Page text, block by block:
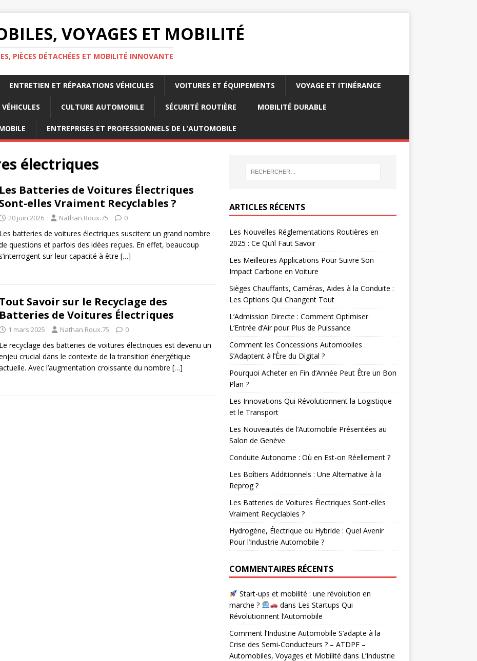
VOYAGES ET MOBILITÉ
PIÈCES DÉTACHÉES ET MOBILITÉ INNOVANTE
ENTRETIEN ET RÉPARATIONS VÉHICULES VOITURES ET ÉQUIPEMENTS VOYAGE ET ITINÉRANCE
CULTURE AUTOMOBILE SÉCURITÉ ROUTIÈRE MOBILITÉ DURABLE
ENTREPRISES ET PROFESSIONNELS DE L’AUTOMOBILE
électriques
Les Batteries de Voitures Électriques
Sont-elles Vraiment Recyclables ?
20 juin 2026 Nathan.Roux.75 0
Les batteries de voitures électriques suscitent un grand nombre
questions et parfois des idées reçues. En effet, beaucoup
sur leur capacité à être […]
Tout Savoir sur le Recyclage des
Batteries de Voitures Électriques
1 mars 2025 Nathan.Roux.75 0
Le recyclage des batteries de voitures électriques est devenu un
crucial dans le contexte de la transition énergétique
Avec l’augmentation croissante du nombre […]
ARTICLES RÉCENTS
Les Nouvelles Réglementations Routières en
2025 : Ce Qu’il Faut Savoir
Les Meilleures Applications Pour Suivre Son
Impact Carbone en Voiture
Sièges Chauffants, Caméras, Aides à la Conduite :
Les Options Qui Changent Tout
L’Admission Directe : Comment Optimiser
L’Entrée d’Air pour Plus de Puissance
Comment les Concessions Automobiles
S’Adaptent à l’Ère du Digital ?
Pourquoi Acheter en Fin d’Année Peut Être un Bon
Plan ?
Les Innovations Qui Révolutionnent la Logistique
et le Transport
Les Nouveautés de l’Automobile Présentées au
Salon de Genève
Conduite Autonome : Où en Est-on Réellement ?
Les Boîtiers Additionnels : Une Alternative à la
Reprog ?
Les Batteries de Voitures Électriques Sont-elles
Vraiment Recyclables ?
Hydrogène, Électrique ou Hybride : Quel Avenir
Pour l’Industrie Automobile ?
COMMENTAIRES RÉCENTS
Start-ups et mobilité : une révolution en
marche ?
dans Les Startups Qui
Révolutionnent l’Automobile
Comment l’Industrie Automobile S’adapte à la
Crise des Semi-Conducteurs ? – ATDPF –
Automobiles, Voyages et Mobilité dans L’Industrie